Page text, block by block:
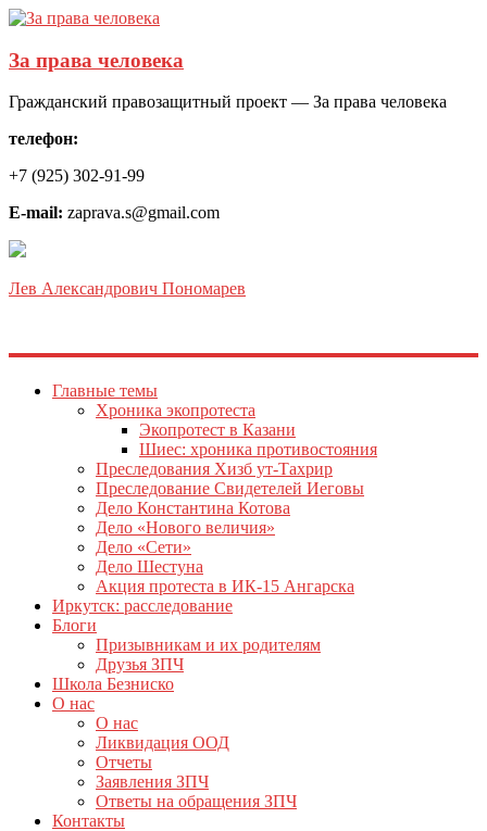
За права человека
Гражданский правозащитный проект — За права человека
телефон:
+7 (925) 302-91-99
E-mail: zaprava.s@gmail.com
Лев Александрович Пономарев
Главные темы
Хроника экопротеста
Экопротест в Казани
Шиес: хроника противостояния
Преследования Хизб ут-Тахрир
Преследование Свидетелей Иеговы
Дело Константина Котова
Дело «Нового величия»
Дело «Сети»
Дело Шестуна
Акция протеста в ИК-15 Ангарска
Иркутск: расследование
Блоги
Призывникам и их родителям
Друзья ЗПЧ
Школа Безниско
О нас
О нас
Ликвидация ООД
Отчеты
Заявления ЗПЧ
Ответы на обращения ЗПЧ
Контакты